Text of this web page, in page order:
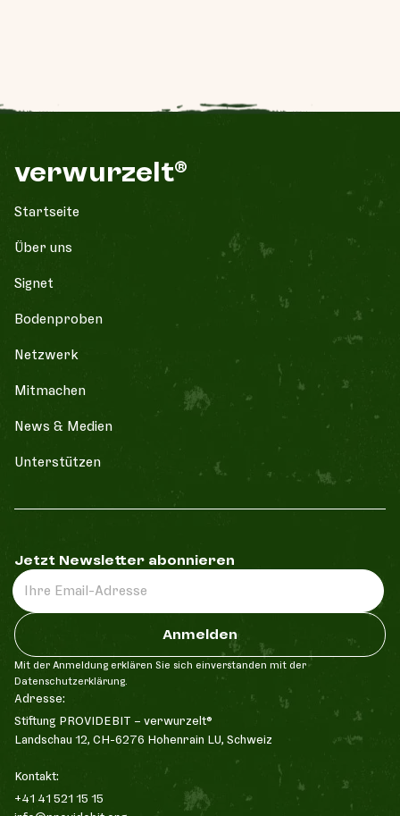
verwurzelt®
Startseite
¨Über uns
Signet
Bodenproben
Netzwerk
Mitmachen
News & Medien
Unterst¨ützen
Jetzt Newsletter abonnieren
Mit der Anmeldung erklären Sie sich einverstanden mit der
Datenschutzerklärung.
Adresse:
Stiftung PROVIDEBIT - verwurzelt®
Landschau 12, CH-6276 Hohenrain LU, Schweiz
Kontakt:
+41 41 521 15 15